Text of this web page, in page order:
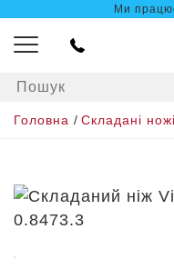
Ми
Головна / Складані